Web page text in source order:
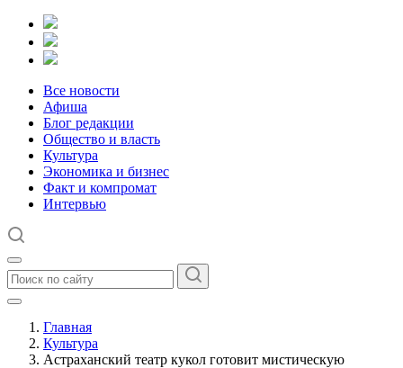
Все новости
Афиша
Блог редакции
Общество и власть
Культура
Экономика и бизнес
Факт и компромат
Интервью
Главная
Культура
Астраханский театр кукол готовит мистическую